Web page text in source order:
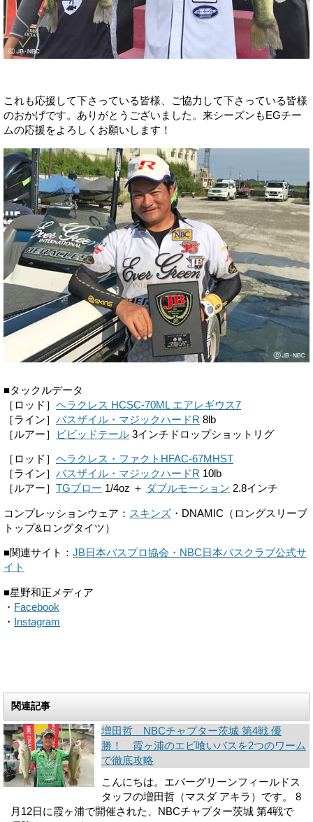
これも応援して下さっている皆様、ご協力して下さっている皆様
のおかげです。ありがとうございました。来シーズンもEGチー
ムの応援をよろしくお願いします！
■タックルデータ
［ロッド］ ヘラクレス HCSC-70ML エアレギウス7
［ライン］ バスザイル・マジックハードR 8lb
［ルアー］
ビビッドテール 3インチドロップショットリグ
［ロッド］ ヘラクレス・ファクトHFAC-67MHST
［ライン］ バスザイル・マジックハードR 10lb
［ルアー］ TGブロー 1/4oz ＋ ダブルモーション 2.8インチ
コンプレッションウェア： スキンズ ・DNAMIC（ロングスリーブ
トップ&ロングタイツ）
■関連サイト： JB日本バスプロ協会・NBC日本バスクラブ公式サ
イト
■星野和正メディア
・ Facebook
・
Instagram
関連記事
増田哲 NBCチャプター茨城 第4戦 優
勝！ 霞ヶ浦のエビ喰いバスを2つのワーム
で徹底攻略
こんにちは。エバーグリーンフィールドス
タッフの増田哲（マスダ アキラ）です。 8
月12日に霞ヶ浦で開催された、NBCチャプター茨城 第4戦で